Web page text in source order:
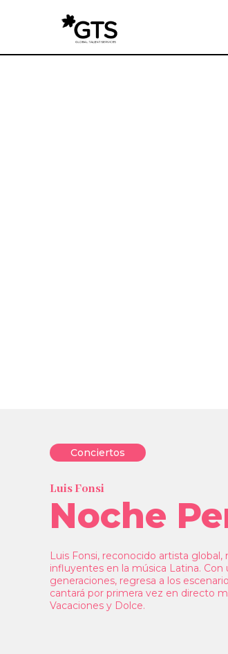
Conciertos
Luis Fonsi
Noche
Luis Fonsi, reconocido artista
influyentes en la música Latina.
generaciones, regresa a los
cantará por primera vez en directo
Vacaciones y Dolce.